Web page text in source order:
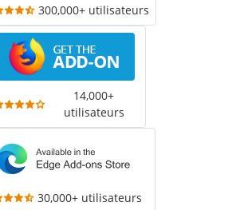
300,000+ utilisateurs
14,000+
utilisateurs
30,000+ utilisateurs